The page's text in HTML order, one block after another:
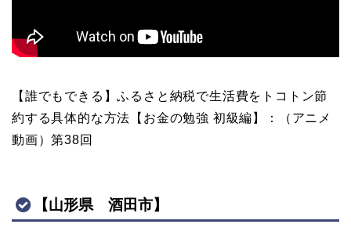
【誰でもできる】ふるさと納税で生活費をトコトン節
約する具体的な方法 【お金の勉強 初級編】：（アニメ
動画）第38回
【山形県 酒田市】